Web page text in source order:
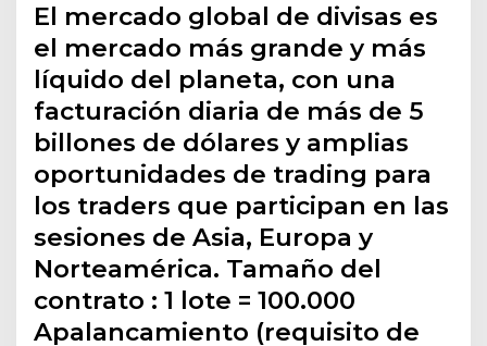
El mercado global de divisas es
el mercado más grande y más
líquido del planeta, con una
facturación diaria de más de 5
billones de dólares y amplias
oportunidades de trading para
los traders que participan en las
sesiones de Asia, Europa y
Norteamérica. Tamaño del
contrato : 1 lote = 100.000
Apalancamiento (requisito de